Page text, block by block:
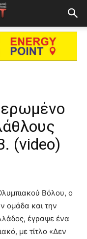
(video)
Βόλου, ο
ομάδα και την
έγραψε ένα
με τίτλο «Δεν